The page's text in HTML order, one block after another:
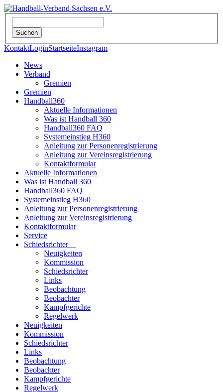
KontaktLoginStartseiteInstagram
News
Verband
Gremien
Gremien
Handball360
Aktuelle Informationen
Was ist Handball 360
Handball360 FAQ
Systemeinstieg H360
Anleitung zur Personenregistrierung
Anleitung zur Vereinsregistrierung
Kontaktformular
Aktuelle Informationen
Was ist Handball 360
Handball360 FAQ
Systemeinstieg H360
Anleitung zur Personenregistrierung
Anleitung zur Vereinsregistrierung
Kontaktformular
Service
Schiedsrichter
Neuigkeiten
Kommission
Schiedsrichter
Links
Beobachtung
Beobachter
Kampfgerichte
Regelwerk
Neuigkeiten
Kommission
Schiedsrichter
Links
Beobachtung
Beobachter
Kampfgerichte
Regelwerk